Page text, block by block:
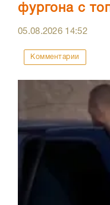
фургона с
05.08.2026 14:52
Комментарии